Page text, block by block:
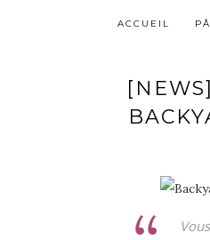
ACCUEIL